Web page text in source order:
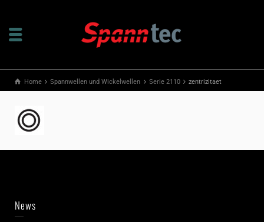
Home Spannwellen und Wickelwellen Serie 2110 zentrizitaet
News